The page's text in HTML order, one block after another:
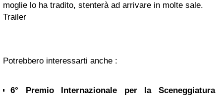
moglie lo ha tradito, stenterà ad arrivare in molte sale.
Trailer
Potrebbero interessarti anche :
6° Premio Internazionale per la Sceneggiatura